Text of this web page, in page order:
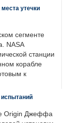
утечки
сегменте
NASA
станции
корабле
к
испытаний
Origin Джеффа